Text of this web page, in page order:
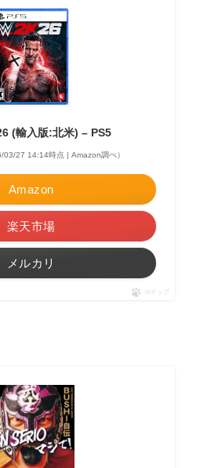
(輸入版:北米) – PS5
03/27 14:14時点 | Amazon調べ）
Amazon
楽天市場
メルカリ
ポチップ